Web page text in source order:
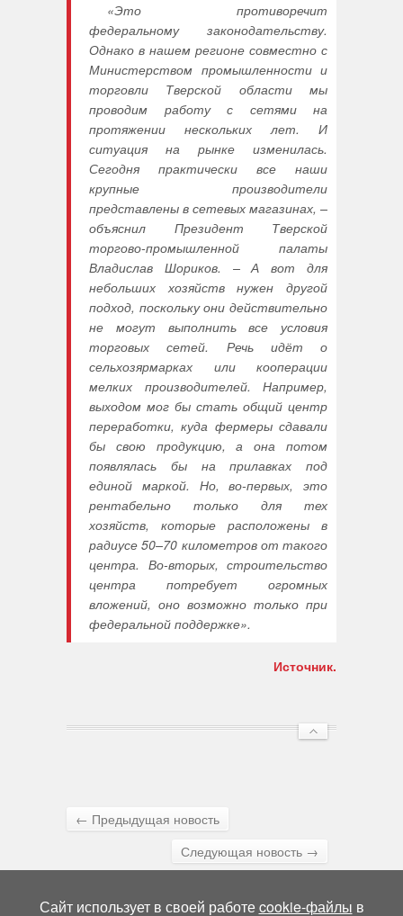
«Это противоречит
федеральному законодательству.
Однако в нашем регионе совместно с
Министерством промышленности и
торговли Тверской области мы
проводим работу с сетями на
протяжении нескольких лет. И
ситуация на рынке изменилась.
Сегодня практически все наши
крупные производители
представлены в сетевых магазинах, –
объяснил Президент Тверской
торгово-промышленной палаты
Владислав Шориков. – А вот для
небольших хозяйств нужен другой
подход, поскольку они действительно
не могут выполнить все условия
торговых сетей. Речь идёт о
сельхозярмарках или кооперации
мелких производителей. Например,
выходом мог бы стать общий центр
переработки, куда фермеры сдавали
бы свою продукцию, а она потом
появлялась бы на прилавках под
единой маркой. Но, во-первых, это
рентабельно только для тех
хозяйств, которые расположены в
радиусе 50–70 километров от такого
центра. Во-вторых, строительство
центра потребует огромных
вложений, оно возможно только при
федеральной поддержке».
Источник.
← Предыдущая новость
Следующая новость →